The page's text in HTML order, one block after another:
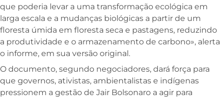
que poderia levar a uma transformação ecológica em
larga escala e a mudanças biológicas a partir de um
floresta úmida em floresta seca e pastagens, reduzindo
a produtividade e o armazenamento de carbono», alerta
o informe, em sua versão original.
O documento, segundo negociadores, dará força para
que governos, ativistas, ambientalistas e indígenas
pressionem a gestão de Jair Bolsonaro a agir para